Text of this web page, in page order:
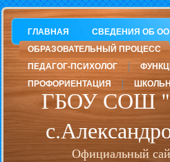
ГБОУ СОШ
Официальный
ГЛАВНАЯ СВЕДЕНИЯ ОБ ОО
ОБРАЗОВАТЕЛЬНЫЙ ПРОЦЕСС
ПЕДАГОГ-ПСИХОЛОГ
ПРОФОРИЕНТАЦИЯ